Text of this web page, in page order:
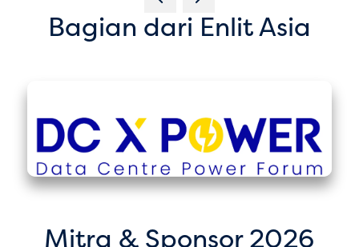
Bagian dari Enlit Asia
Mitra & Sponsor 2026